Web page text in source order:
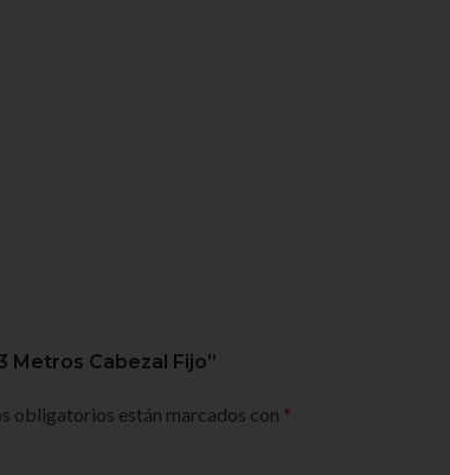
Metros Cabezal Fijo”
obligatorios están marcados con *